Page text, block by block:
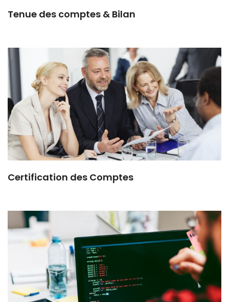
Tenue des comptes & Bilan
Certification des Comptes